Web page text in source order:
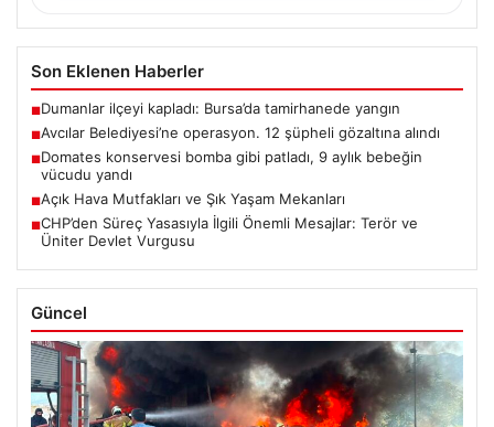
Son Eklenen Haberler
■Dumanlar ilçeyi kapladı: Bursa’da tamirhanede yangın
■Avcılar Belediyesi’ne operasyon. 12 şüpheli gözaltına alındı
■Domates konservesi bomba gibi patladı, 9 aylık bebeğin
vücudu yandı
■Açık Hava Mutfakları ve Şık Yaşam Mekanları
■CHP’den Süreç Yasasıyla İlgili Önemli Mesajlar: Terör ve
Üniter Devlet Vurgusu
Güncel